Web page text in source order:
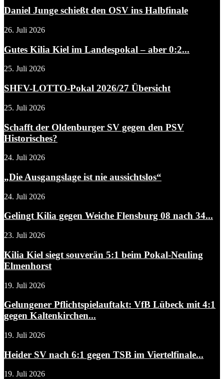
Daniel Junge schießt den OSV ins Halbfinale
26. Juli 2026
Gutes Kilia Kiel im Landespokal – aber 0:2...
25. Juli 2026
SHFV-LOTTO-Pokal 2026/27 Übersicht
25. Juli 2026
Schafft der Oldenburger SV gegen den PSV
Historisches?
24. Juli 2026
„Die Ausgangslage ist nie aussichtslos“
24. Juli 2026
Gelingt Kilia gegen Weiche Flensburg 08 nach 34...
23. Juli 2026
Kilia Kiel siegt souverän 5:1 beim Pokal-Neuling
Elmenhorst
19. Juli 2026
Gelungener Pflichtspielauftakt: VfB Lübeck mit 4:1
gegen Kaltenkirchen...
19. Juli 2026
Heider SV nach 6:1 gegen TSB im Viertelfinale...
19. Juli 2026